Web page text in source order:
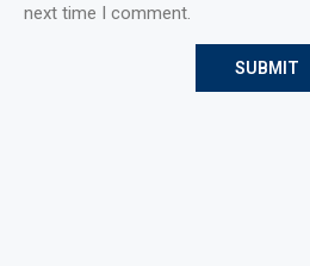
next time I comment.